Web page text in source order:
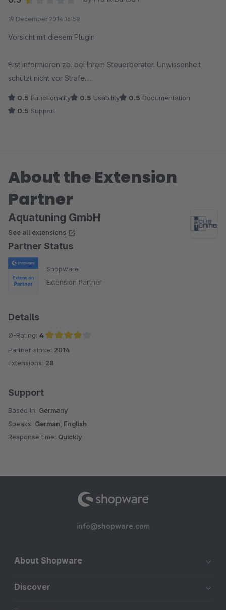
diesen von Anfang an die Netto Preise anzeigen kann.
19 December 2014 16:58
Vorsicht mit diesem Plugin
Erst informieren zb. bei Ihrem Steuerberater. Unwissenheit
schützt nicht vor Strafe.
0.5 Functionality 0.5 Usability 0.5 Documentation
0.5 Support
About the Extension
Partner
Aquatuning GmbH
See all extensions
Partner Status
Shopware
Extension Partner
Details
Ø-Rating: 4
Average rating of 4 out of 5 stars
Partner since: 2014
Extensions: 28
Support
Based in: Germany
Speaks: German, English
Response time: Quickly
info@shopware.com
About Shopware
Discover